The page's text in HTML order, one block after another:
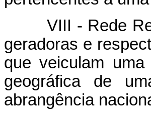
VIII - Rede
geradoras e
que veiculam
geográfica de
abrangência